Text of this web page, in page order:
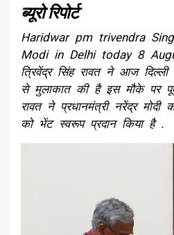
ब्यूरो रिपोर्ट
Haridwar pm trivendra
Modi in Delhi today 8
त्रिवेंद्र सिंह रावत ने आज दिल्ली
से मुलाकात की है इस मौके पर
रावत ने प्रधानमंत्री नरेंद्र मोदी
को भेंट स्वरूप प्रदान किया है .